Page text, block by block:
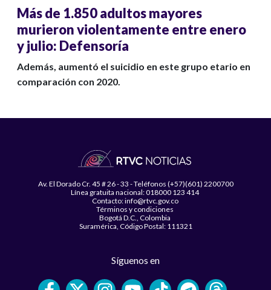
Más de 1.850 adultos mayores
murieron violentamente entre enero
y julio: Defensoría
Además, aumentó el suicidio en este grupo etario en
comparación con 2020.
Av. El Dorado Cr. 45 # 26 - 33 - Teléfonos (+57)(601) 2200700
Línea gratuita nacional: 018000 123 414
Contacto: info@rtvc.gov.co
Términos y condiciones
Bogotá D.C., Colombia
Suramérica, Código Postal: 111321
Síguenos en